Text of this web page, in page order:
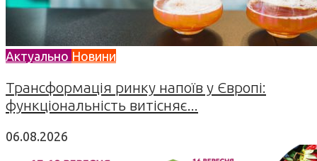
Актуально Новини
Трансформація ринку напоїв у Європі:
функціональність витісняє...
06.08.2026